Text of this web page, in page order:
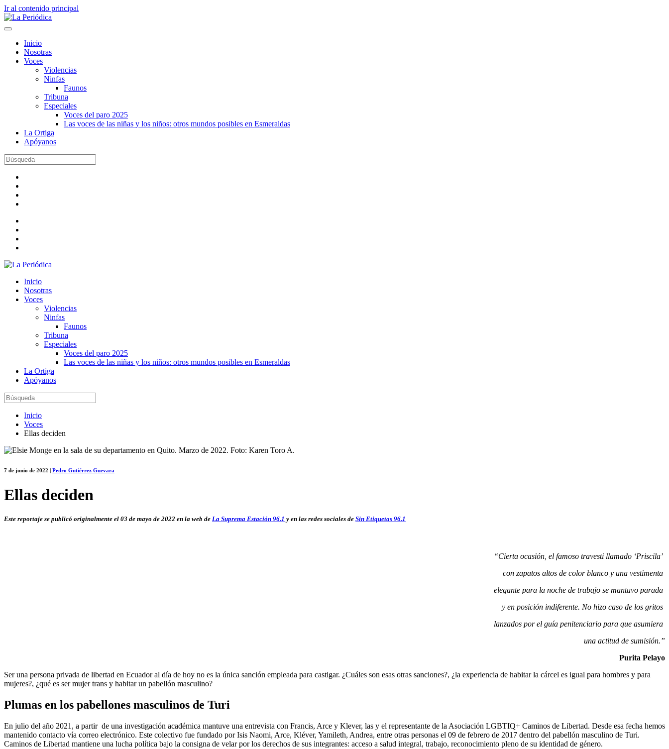
Ir al contenido principal
Inicio
Nosotras
Voces
Violencias
Ninfas
Faunos
Tribuna
Especiales
Voces del paro 2025
Las voces de las niñas y los niños: otros mundos posibles en Esmeraldas
La Ortiga
Apóyanos
Inicio
Nosotras
Voces
Violencias
Ninfas
Faunos
Tribuna
Especiales
Voces del paro 2025
Las voces de las niñas y los niños: otros mundos posibles en Esmeraldas
La Ortiga
Apóyanos
Inicio
Voces
Ellas deciden
7 de junio de 2022 | Pedro Gutiérrez Guevara
Ellas deciden
Este reportaje se publicó originalmente el 03 de mayo de 2022 en la web de La Suprema Estación 96.1 y en las redes sociales de Sin Etiquetas 96.1
“Cierta ocasión, el famoso travesti llamado ‘Priscila’
con zapatos altos de color blanco y una vestimenta
elegante para la noche de trabajo se mantuvo parada
y en posición indiferente. No hizo caso de los gritos
lanzados por el guía penitenciario para que asumiera
una actitud de sumisión.”
Purita Pelayo
Ser una persona privada de libertad en Ecuador al día de hoy no es la única sanción empleada para castigar. ¿Cuáles son esas otras sanciones?, ¿la experiencia de habitar la cárcel es igual para hombres y para
mujeres?, ¿qué es ser mujer trans y habitar un pabellón masculino?
Plumas en los pabellones masculinos de Turi
En julio del año 2021, a partir de una investigación académica mantuve una entrevista con Francis, Arce y Klever, las y el representante de la Asociación LGBTIQ+ Caminos de Libertad. Desde esa fecha hemos
mantenido contacto vía correo electrónico. Este colectivo fue fundado por Isis Naomi, Arce, Kléver, Yamileth, Andrea, entre otras personas el 09 de febrero de 2017 dentro del pabellón masculino de Turi.
Caminos de Libertad mantiene una lucha política bajo la consigna de velar por los derechos de sus integrantes: acceso a salud integral, trabajo, reconocimiento pleno de su identidad de género.